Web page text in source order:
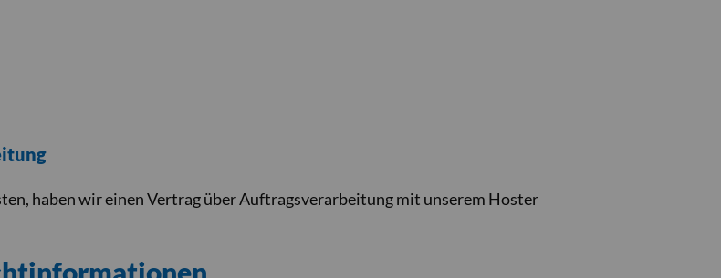
haben wir einen Vertrag über Auftragsverarbeitung mit unserem Hoster